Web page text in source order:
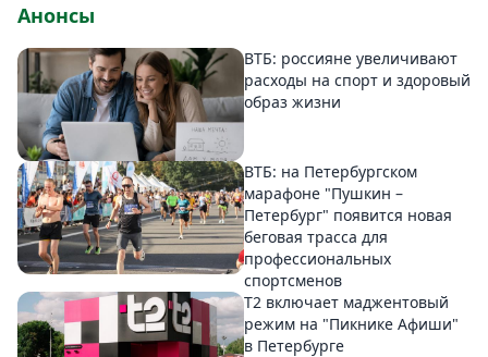
Анонсы
ВТБ: россияне увеличивают
расходы на спорт и здоровый
образ жизни
ВТБ: на Петербургском
марафоне "Пушкин –
Петербург" появится новая
беговая трасса для
профессиональных
спортсменов
Т2 включает маджентовый
режим на "Пикнике Афиши"
в Петербурге